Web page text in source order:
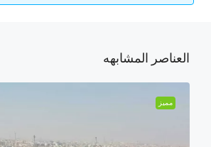
العناصر المشابهه
مميز